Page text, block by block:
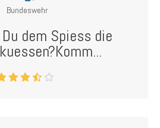
Bundeswehr
dem Spiess die